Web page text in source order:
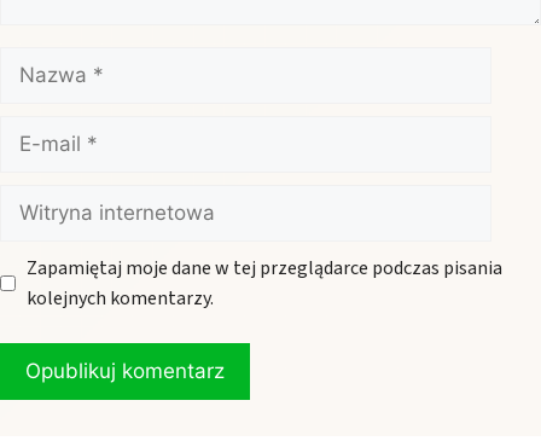
Nazwa
mail
Witryna
internetowa
Zapamiętaj moje dane w tej przeglądarce podczas pisania
kolejnych komentarzy.